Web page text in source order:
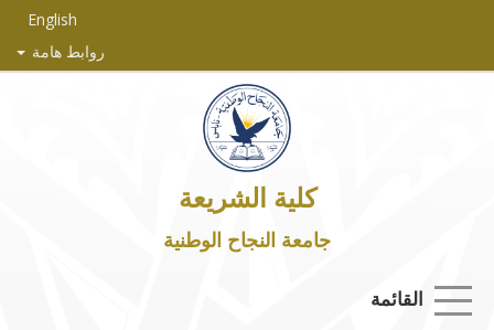
English
روابط هامة
كلية الشريعة
جامعة النجاح الوطنية
القائمة